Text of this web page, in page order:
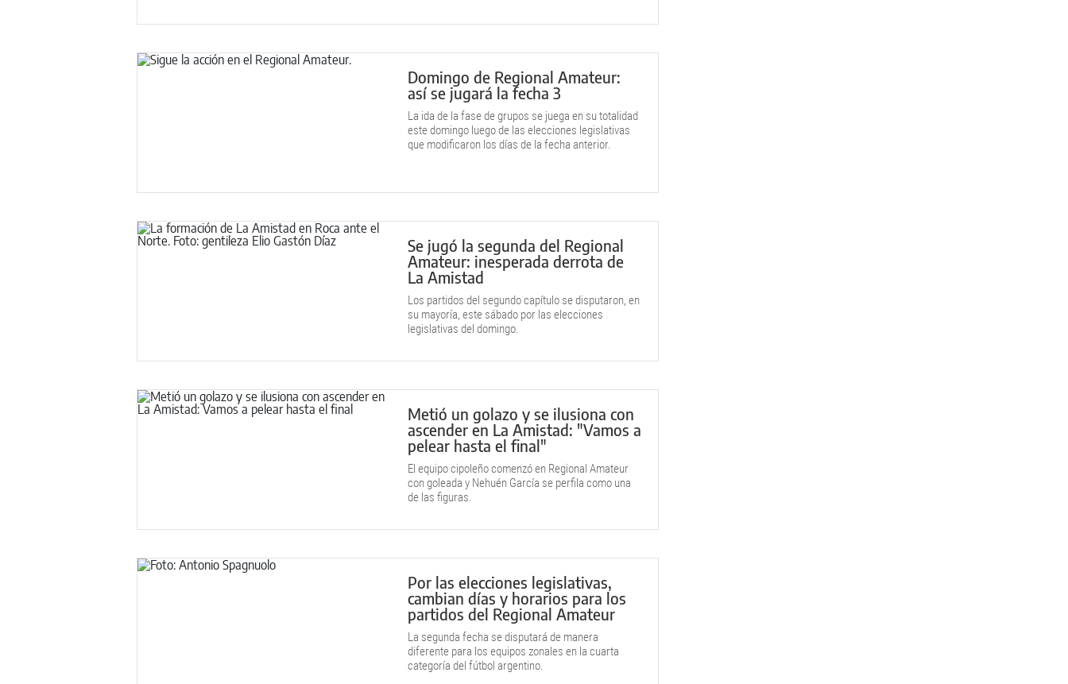
Domingo de Regional Amateur:
así se jugará la fecha 3
La ida de la fase de grupos se juega en su totalidad
este domingo luego de las elecciones legislativas
que modificaron los días de la fecha anterior.
Se jugó la segunda del Regional
Amateur: inesperada derrota de
La Amistad
Los partidos del segundo capítulo se disputaron, en
su mayoría, este sábado por las elecciones
legislativas del domingo.
Metió un golazo y se ilusiona con
ascender en La Amistad: "Vamos a
pelear hasta el final"
El equipo cipoleño comenzó en Regional Amateur
con goleada y Nehuén García se perfila como una
de las figuras.
Por las elecciones legislativas,
cambian días y horarios para los
partidos del Regional Amateur
La segunda fecha se disputará de manera
diferente para los equipos zonales en la cuarta
categoría del fútbol argentino.